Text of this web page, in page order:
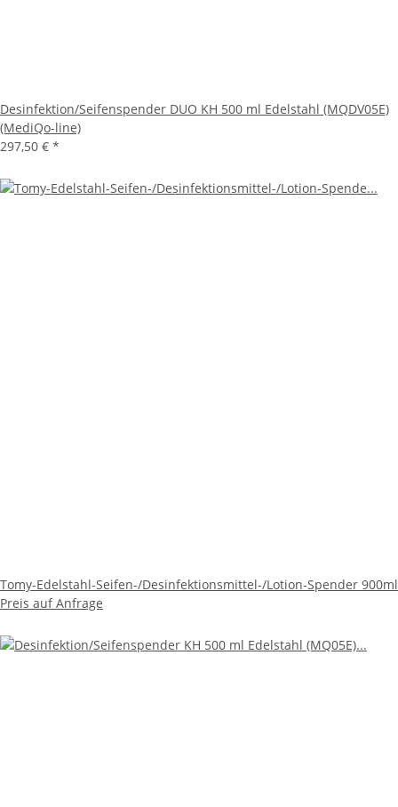
Desinfektion/Seifenspender DUO KH 500 ml Edelstahl (MQDV05E)
(MediQo-line)
297,50 € *
Tomy-Edelstahl-Seifen-/Desinfektionsmittel-/Lotion-Spender 900ml
Preis auf Anfrage